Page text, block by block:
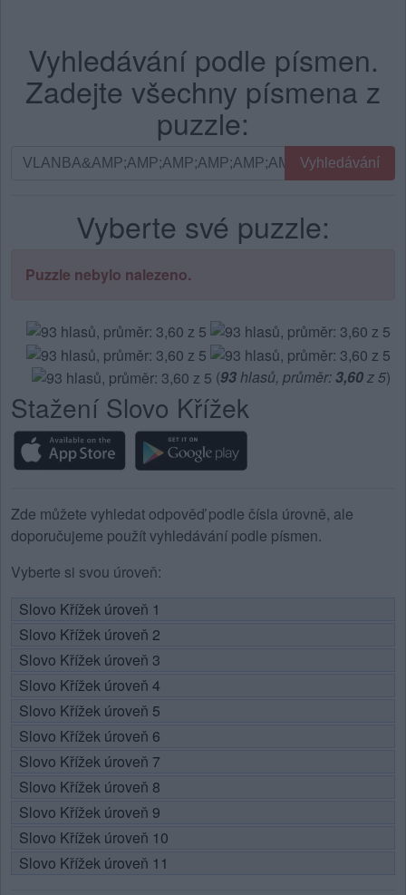
Vyhledávání podle písmen.
Zadejte všechny písmena z
puzzle:
Vyhledávání
písmena
Vyhledávání
Vyberte své puzzle:
Puzzle nebylo nalezeno.
(93hlasů, průměr:3,60z 5)
Stažení Slovo Křížek
Zde můžete vyhledat odpověď podle čísla úrovně, ale
doporučujeme použít vyhledávání podle písmen.
Vyberte si svou úroveň:
Slovo Křížek úroveň 1
Slovo Křížek úroveň 2
Slovo Křížek úroveň 3
Slovo Křížek úroveň 4
Slovo Křížek úroveň 5
Slovo Křížek úroveň 6
Slovo Křížek úroveň 7
Slovo Křížek úroveň 8
Slovo Křížek úroveň 9
Slovo Křížek úroveň 10
Slovo Křížek úroveň 11